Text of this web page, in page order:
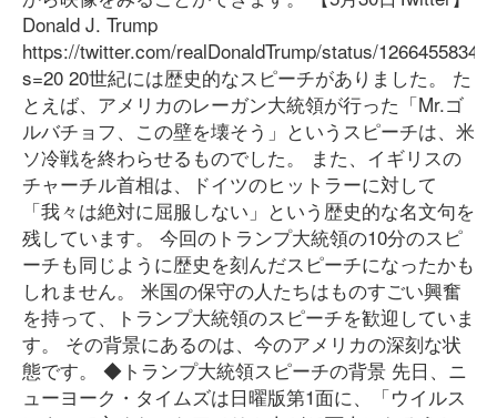
Donald J. Trump
https://twitter.com/realDonaldTrump/status/
s=20 20世紀には歴史的なスピーチがありました。 た
とえば、アメリカのレーガン大統領が行った「Mr.ゴ
ルバチョフ、この壁を壊そう」というスピーチは、米
ソ冷戦を終わらせるものでした。 また、イギリスの
チャーチル首相は、ドイツのヒットラーに対して
「我々は絶対に屈服しない」という歴史的な名文句を
残しています。 今回のトランプ大統領の10分のスピ
ーチも同じように歴史を刻んだスピーチになったかも
しれません。 米国の保守の人たちはものすごい興奮
を持って、トランプ大統領のスピーチを歓迎していま
す。 その背景にあるのは、今のアメリカの深刻な状
態です。 ◆トランプ大統領スピーチの背景 先日、ニ
ューヨーク・タイムズは日曜版第1面に、「ウイルス